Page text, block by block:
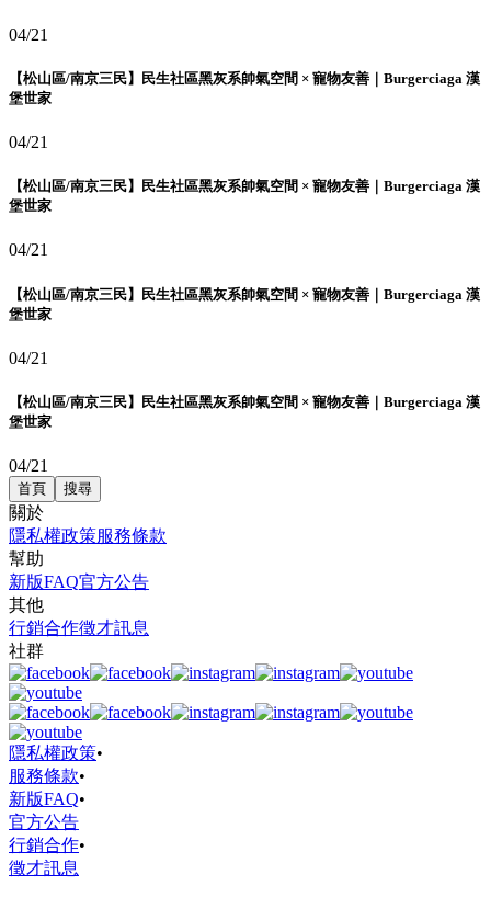
04/21
【松山區/南京三民】民生社區黑灰系帥氣空間 × 寵物友善｜Burgerciaga 漢
堡世家
04/21
【松山區/南京三民】民生社區黑灰系帥氣空間 × 寵物友善｜Burgerciaga 漢
堡世家
04/21
【松山區/南京三民】民生社區黑灰系帥氣空間 × 寵物友善｜Burgerciaga 漢
堡世家
04/21
【松山區/南京三民】民生社區黑灰系帥氣空間 × 寵物友善｜Burgerciaga 漢
堡世家
04/21
首頁 搜尋
關於
隱私權政策服務條款
幫助
新版FAQ官方公告
其他
行銷合作徵才訊息
社群
隱私權政策•
服務條款•
新版FAQ•
官方公告
行銷合作•
徵才訊息